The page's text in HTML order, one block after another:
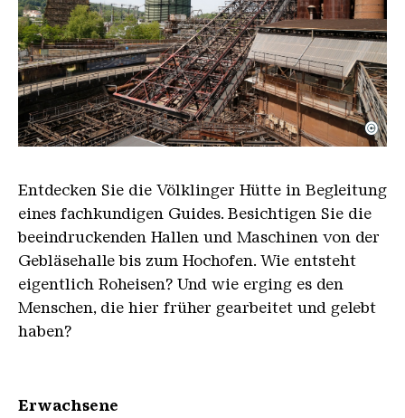
Der Erzschrägaufzug der Völklinger Hütte mit
Copyright: Weltkulturerbe Völklinger Hütte | Karl
©
Entdecken Sie die Völklinger Hütte in Begleitung
eines fachkundigen Guides. Besichtigen Sie die
beeindruckenden Hallen und Maschinen von der
Gebläsehalle bis zum Hochofen. Wie entsteht
eigentlich Roheisen? Und wie erging es den
Menschen, die hier früher gearbeitet und gelebt
haben?
Erwachsene